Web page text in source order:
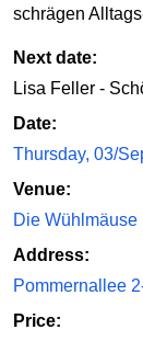
schrägen
Next date:
Lisa Feller -
Date:
Thursday, 03/
Venue:
Die Wühlmäuse
Address:
Pommernallee
Price: